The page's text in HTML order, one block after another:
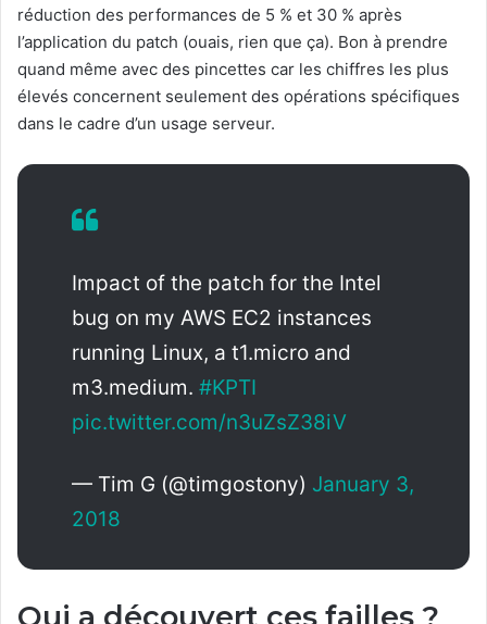
réduction des performances de 5 % et 30 % après
l’application du patch (ouais, rien que ça). Bon à prendre
quand même avec des pincettes car les chiffres les plus
élevés concernent seulement des opérations spécifiques
dans le cadre d’un usage serveur.
Impact of the patch for the Intel
bug on my AWS EC2 instances
running Linux, a t1.micro and
m3.medium. #KPTI
pic.twitter.com/n3uZsZ38iV
— Tim G (@timgostony) January 3,
2018